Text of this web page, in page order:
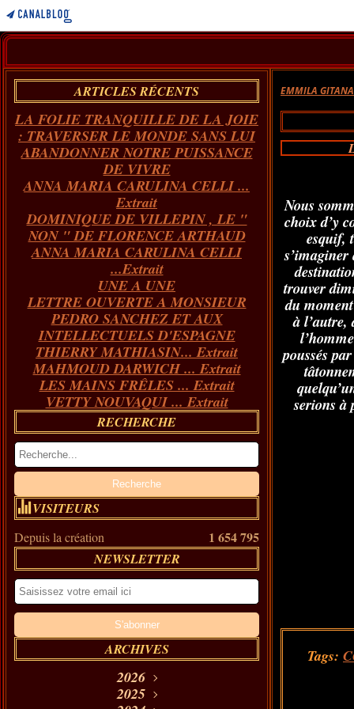
ARTICLES RÉCENTS
LA FOLIE TRANQUILLE DE LA JOIE
: TRAVERSER LE MONDE SANS LUI
ABANDONNER NOTRE PUISSANCE
DE VIVRE
ANNA MARIA CARULINA CELLI ...
Extrait
DOMINIQUE DE VILLEPIN , LE "
NON " DE FLORENCE ARTHAUD
ANNA MARIA CARULINA CELLI
...Extrait
UNE A UNE
LETTRE OUVERTE A MONSIEUR
PEDRO SANCHEZ ET AUX
INTELLECTUELS D'ESPAGNE
THIERRY MATHIASIN... Extrait
MAHMOUD DARWICH ... Extrait
LES MAINS FRÊLES ... Extrait
VETTY NOUVAQUI ... Extrait
RECHERCHE
VISITEURS
Depuis la création 1 654 795
NEWSLETTER
ARCHIVES
2026
Août(11)
2025
EMMILA GITANA
Nous
choix d’y
esquif,
s’imaginer
trouver
du
à l’autre,
poussés
serions à
Tags: